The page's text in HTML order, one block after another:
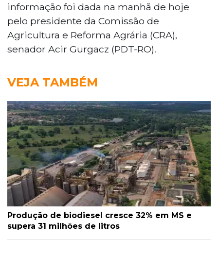
informação foi dada na manhã de hoje
pelo presidente da Comissão de
Agricultura e Reforma Agrária (CRA),
senador Acir Gurgacz (PDT-RO).
VEJA TAMBÉM
Produção de biodiesel cresce 32% em MS e
supera 31 milhões de litros